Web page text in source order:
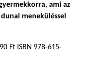
ami az
meneküléssel
Ft ISBN 978-615-